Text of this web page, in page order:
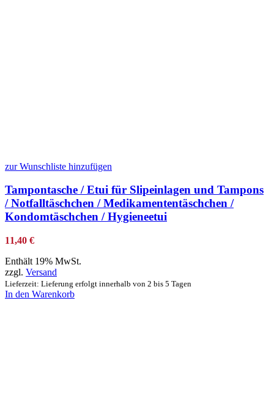
zur Wunschliste hinzufügen
Tampontasche / Etui für Slipeinlagen und Tampons
/ Notfalltäschchen / Medikamententäschchen /
Kondomtäschchen / Hygieneetui
11,40 €
Enthält 19% MwSt.
zzgl. Versand
Lieferzeit: Lieferung erfolgt innerhalb von 2 bis 5 Tagen
In den Warenkorb